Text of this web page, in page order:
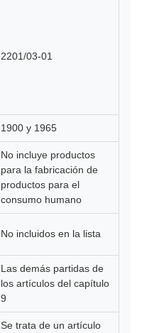
2201/03-01
1900 y 1965
No incluye productos
para la fabricación de
productos para el
consumo humano
No incluidos en la lista
Las demás partidas de
los artículos del capítulo
9
Se trata de un artículo